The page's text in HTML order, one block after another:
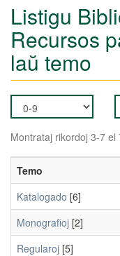
Listigu
Recursos
laŭ temo
Montrataj rikordoj 3-7 el
Temo
Katalogado [6]
Monografioj [2]
Regularoj [5]